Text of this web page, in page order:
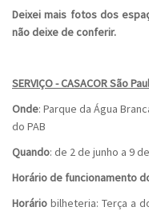
Deixei mais fotos dos
não deixe de conferir.
SERVIÇO - CASACOR São
Onde: Parque da Água
do PAB
Quando: de 2 de junho a 9
Horário de funcionamento
Horário bilheteria: Terça a